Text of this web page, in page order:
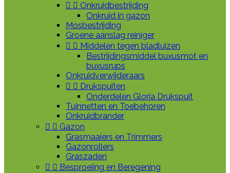
  Onkruidbestrijding
Onkruid in gazon
Mosbestrijding
Groene aanslag reiniger
  Middelen tegen bladluizen
Bestrijdingsmiddel buxusmot en
buxusrups
Onkruidverwijderaars
  Drukspuiten
Onderdelen Gloria Drukspuit
Tuinnetten en Toebehoren
Onkruidbrander
  Gazon
Grasmaaiers en Trimmers
Gazonrollers
Graszaden
  Besproeiing en Beregening